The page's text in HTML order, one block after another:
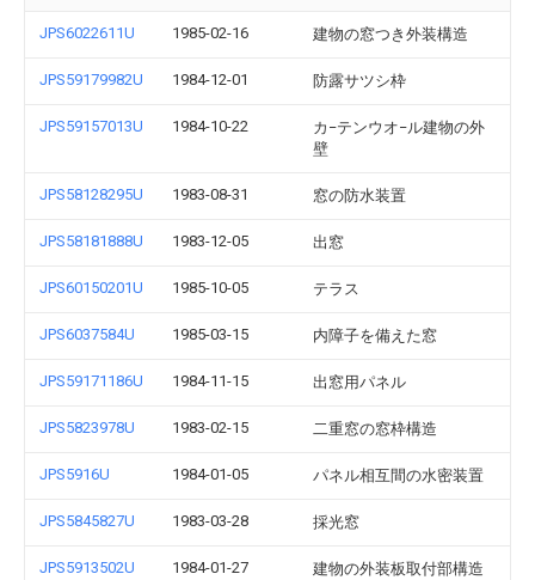
JPS6022611U 1985-02-16 建物の窓つき外装構造
JPS59179982U 1984-12-01 防露サツシ枠
JPS59157013U 1984-10-22
カ−テンウオ−ル建物の外
壁
JPS58128295U 1983-08-31 窓の防水装置
JPS58181888U 1983-12-05 出窓
JPS60150201U 1985-10-05 テラス
JPS6037584U 1985-03-15 内障子を備えた窓
JPS59171186U 1984-11-15 出窓用パネル
JPS5823978U 1983-02-15 二重窓の窓枠構造
JPS5916U 1984-01-05 パネル相互間の水密装置
JPS5845827U 1983-03-28 採光窓
JPS5913502U 1984-01-27 建物の外装板取付部構造